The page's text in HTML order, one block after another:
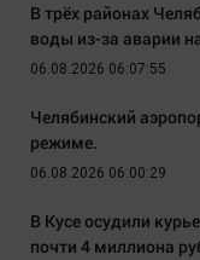
В трёх районах
воды из-за аварии
06.08.2026 06:07:55
Челябинский
режиме.
06.08.2026 06:00:29
В Кусе осудили
почти 4 миллиона